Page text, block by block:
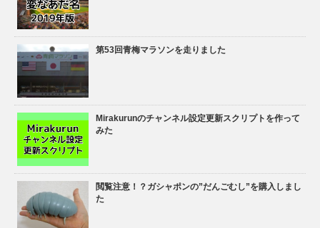
第53回青梅マラソンを走りました
Mirakurunのチャンネル設定更新スクリプトを作って
みた
閲覧注意！？ガシャポンの”だんごむし”を購入しまし
た